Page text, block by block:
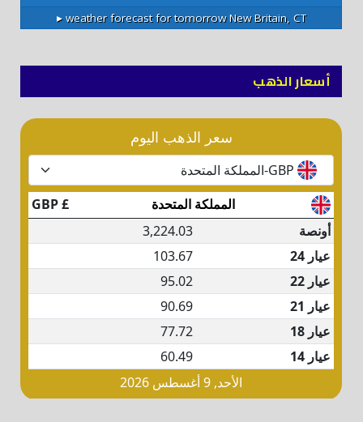
New Britain, CT
weather forecast for tomorrow ▸
أسعار الذهب